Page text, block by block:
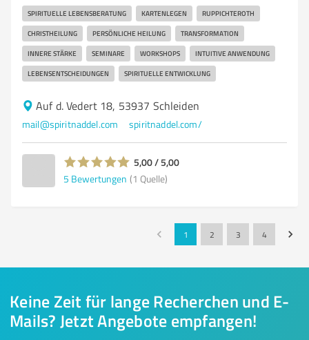
SPIRITUELLE LEBENSBERATUNG KARTENLEGEN RUPPICHTEROTH
CHRISTHEILUNG PERSÖNLICHE HEILUNG TRANSFORMATION
INNERE STÄRKE SEMINARE WORKSHOPS INTUITIVE ANWENDUNG
LEBENSENTSCHEIDUNGEN SPIRITUELLE ENTWICKLUNG
Auf d. Vedert 18, 53937 Schleiden
mail@spiritnaddel.com spiritnaddel.com/
5,00 / 5,00
5 Bewertungen (1 Quelle)
1 2 3 4
Keine Zeit für lange Recherchen und E-
Mails? Jetzt Angebote empfangen!